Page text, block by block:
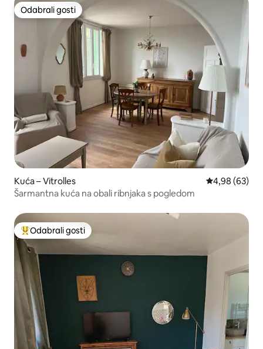
Odabrali gosti
Odabrali gosti
Kuća – Vitrolles Prosječna
4,98 (63)
Šarmantna kuća na obali ribnjaka s pogledom
Među najviše rangiranima s oznakom „Odabrali gosti”
Odabrali gosti